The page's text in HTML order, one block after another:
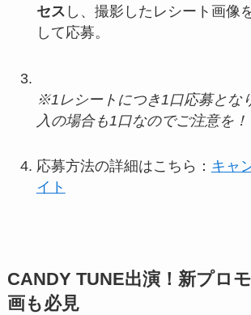
セス し、撮影したレシート画像
して応募。
※1レシートにつき1口応募とな
入の場合も1口なのでご注意を！
応募方法の詳細はこちら： キャ
イト
CANDY TUNE出演！新プロ
画も必見